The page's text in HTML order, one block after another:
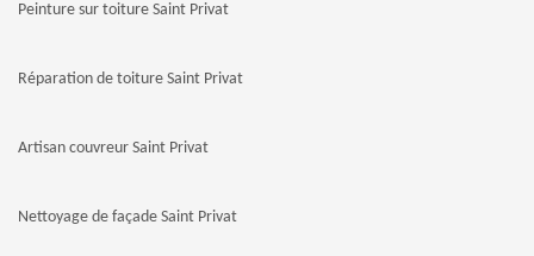
Peinture sur toiture Saint Privat
Réparation de toiture Saint Privat
Artisan couvreur Saint Privat
Nettoyage de façade Saint Privat